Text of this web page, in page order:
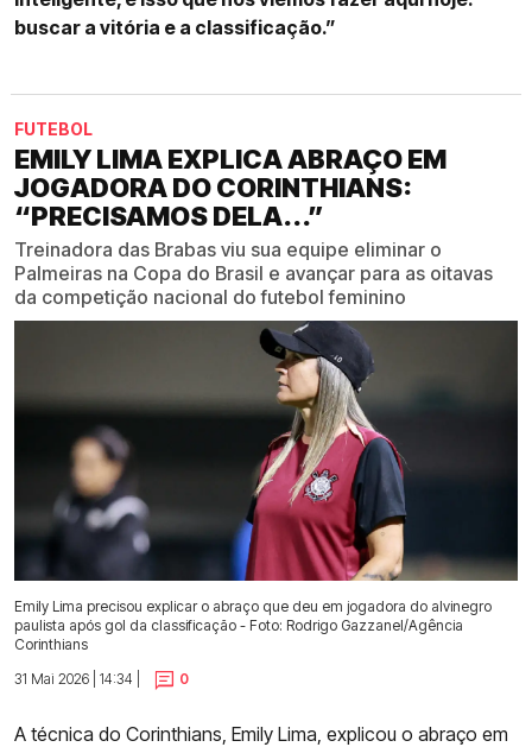
buscar a vitória e a classificação.”
FUTEBOL
EMILY LIMA EXPLICA ABRAÇO EM
JOGADORA DO CORINTHIANS:
“PRECISAMOS DELA...”
Treinadora das Brabas viu sua equipe eliminar o
Palmeiras na Copa do Brasil e avançar para as oitavas
da competição nacional do futebol feminino
Emily Lima precisou explicar o abraço que deu em jogadora do alvinegro
paulista após gol da classificação - Foto: Rodrigo Gazzanel/Agência
Corinthians
31 Mai 2026 | 14:34 |
0
A técnica do Corinthians, Emily Lima, explicou o abraço em